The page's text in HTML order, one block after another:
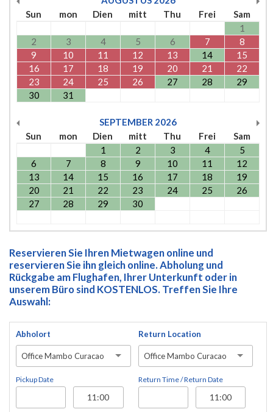
Sun
mon Dien mitt Thu Frei
Sam
1
2
3 4 5 6 7
8
9
10 11 12 13 14
15
16
17 18 19 20 21
22
23
24 25 26 27 28
29
30
31
SEPTEMBER 2026
Sun
mon Dien mitt Thu Frei
Sam
1
2 3 4
5
6
7 8 9 10 11
12
13
14 15 16 17 18
19
20
21 22 23 24 25
26
27
28 29 30
Reservieren Sie Ihren Mietwagen online und
reservieren Sie ihn gleich online. Abholung und
Rückgabe am Flughafen, Ihrer Unterkunft oder in
unserem Büro sind KOSTENLOS. Treffen Sie Ihre
Auswahl:
Abholort
Office Mambo Curacao
Pickup Date
Return Location
Office Mambo Curacao
Return Time / Return Date